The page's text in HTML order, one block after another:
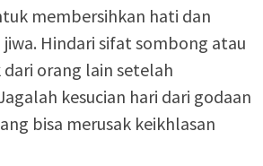
membersihkan hati dan
jiwa. Hindari sifat sombong atau
orang lain setelah
kesucian hari dari godaan
bisa merusak keikhlasan